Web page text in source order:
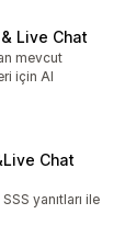
Live Chat
mevcut
için AI
Chat
yanıtları ile